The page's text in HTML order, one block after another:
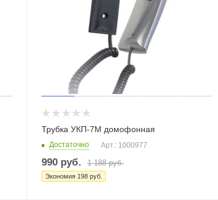
Трубка УКП-7М домофонная
Достаточно Арт.: 1000977
990 руб. 1 188руб.
Экономия 198 руб.